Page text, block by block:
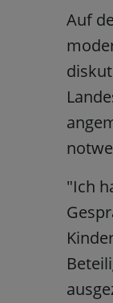
Auf
"Ich